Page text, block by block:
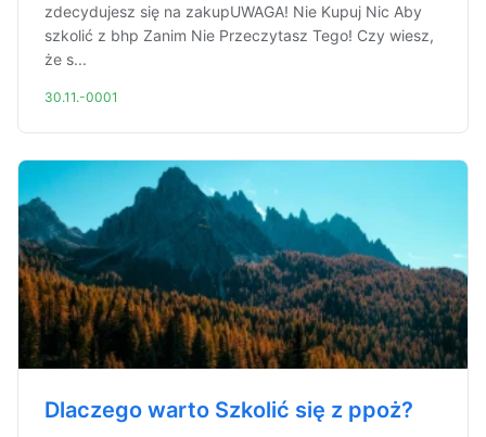
zdecydujesz się na zakupUWAGA! Nie Kupuj Nic Aby
szkolić z bhp Zanim Nie Przeczytasz Tego! Czy wiesz,
że s...
30.11.-0001
Dlaczego warto Szkolić się z ppoż?